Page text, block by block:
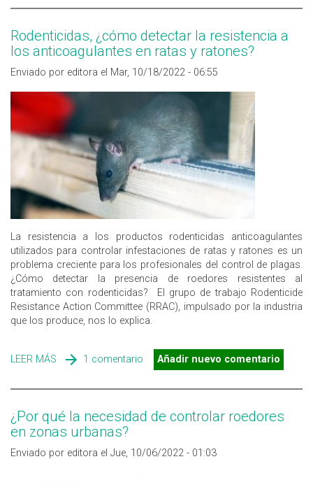
CORRECTAMENTE?
Rodenticidas, ¿cómo detectar la resistencia a
los anticoagulantes en ratas y ratones?
Enviado por editora el Mar, 10/18/2022 - 06:55
La resistencia a los productos rodenticidas anticoagulantes
utilizados para controlar infestaciones de ratas y ratones es un
problema creciente para los profesionales del control de plagas.
¿Cómo detectar la presencia de roedores resistentes al
tratamiento con rodenticidas? El grupo de trabajo Rodenticide
Resistance Action Committee (RRAC), impulsado por la industria
que los produce, nos lo explica.
LEER MÁS SOBRE RODENTICIDAS, ¿CÓMO DETECTAR LA
RESISTENCIA A LOS ANTICOAGULANTES EN RATAS Y
RATONES?
1 comentario Añadir nuevo comentario
¿Por qué la necesidad de controlar roedores
en zonas urbanas?
Enviado por editora el Jue, 10/06/2022 - 01:03